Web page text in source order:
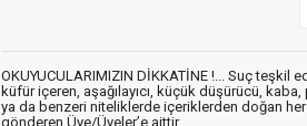
OKUYUCULARIMIZIN DİKKATİNE !... Suç teşkil
küfür içeren, aşağılayıcı, küçük düşürücü,
ya da benzeri niteliklerde içeriklerden doğan
gönderen Üye/Üyeler’e aittir.